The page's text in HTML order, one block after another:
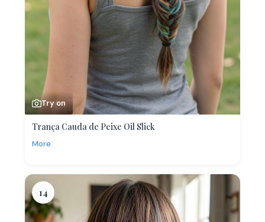
Try on
Trança Cauda de Peixe Oil Slick
More
14